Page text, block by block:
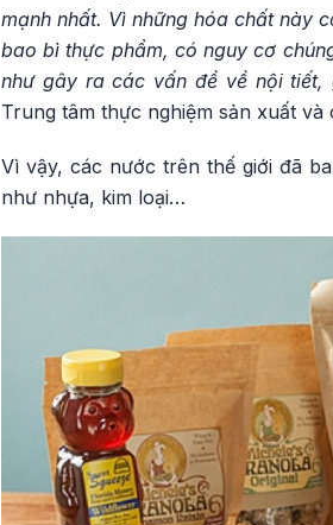
mạnh nhất. Vì những hóa chất này
bao bì thực phẩm, có nguy cơ
như gây ra các vấn đề về nội
Trung tâm thực nghiệm sản xuất
Vì vậy, các nước trên thế giới đã
như nhựa, kim loại…